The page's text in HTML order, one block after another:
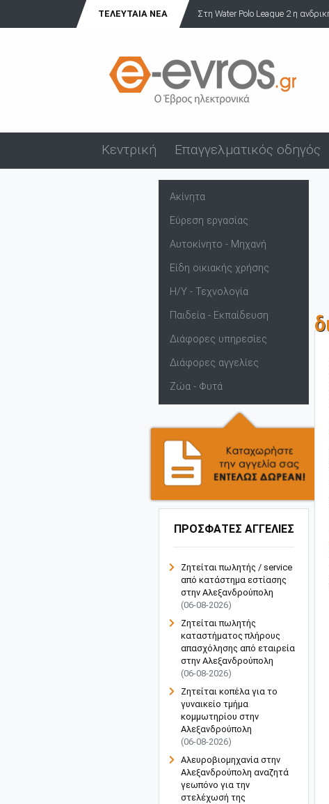
ΤΕΛΕΥΤΑΊΑ ΝΈΑ Στη Water Polo League 2 η
Κεντρική Επαγγελματικός οδηγός
Ακίνητα
Εύρεση εργασίας
Αυτοκίνητο - Μηχανή
Είδη οικιακής χρήσης
Η/Υ - Τεχνολογία
Παιδεία - Εκπαίδευση
Διάφορες υπηρεσίες
Διάφορες αγγελίες
Ζώα - Φυτά
ΠΡΟΣΦΑΤΕΣ ΑΓΓΕΛΙΕΣ
Ζητείται πωλητής / service
από κατάστημα εστίασης
στην Αλεξανδρούπολη
(06-08-2026)
Ζητείται πωλητής
καταστήματος πλήρους
απασχόλησης από εταιρεία
στην Αλεξανδρούπολη
(06-08-2026)
Ζητείται κοπέλα για το
γυναικείο τμήμα
κομμωτηρίου στην
Αλεξανδρούπολη
(06-08-2026)
Αλευροβιομηχανία στην
Αλεξανδρούπολη αναζητά
γεωπόνο για την
στελέχωσή της